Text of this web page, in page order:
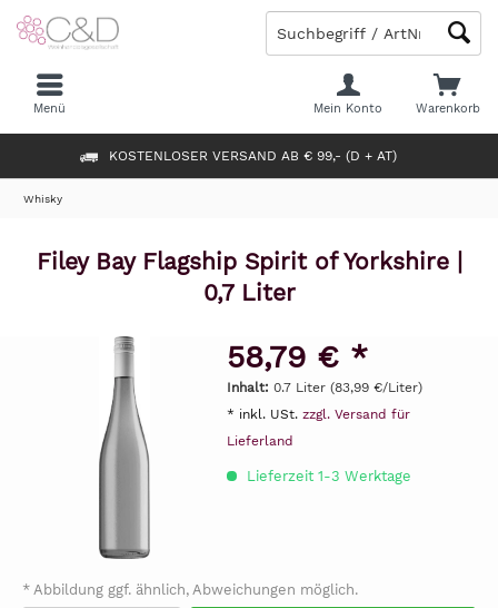
KOSTENLOSER VERSAND AB € 99,- (D + AT)
Warenkorb
Mein Konto
Menü
Whisky
Filey Bay Flagship Spirit of Yorkshire |
0,7 Liter
58,79 € *
Inhalt: 0.7 Liter (83,99 €/Liter)
* inkl. USt. zzgl. Versand für
Lieferland
Lieferzeit 1-3 Werktage
* Abbildung ggf. ähnlich, Abweichungen möglich.